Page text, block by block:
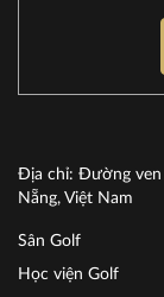
Địa chỉ: Đường
Nẵng, Việt Nam
Sân Golf
Học viện Golf